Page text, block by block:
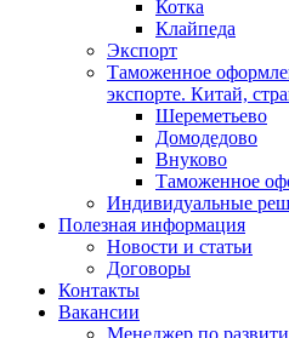
Котка
Клайпеда
Экспорт
Таможенное
экспорте. Китай,
Шереметьево
Домодедово
Внуково
Таможенное
Индивидуальные
Полезная информация
Новости и статьи
Договоры
Контакты
Вакансии
Менеджер по